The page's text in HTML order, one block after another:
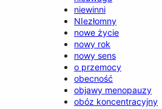
niewinni
NIezłomny
nowe życie
nowy rok
nowy sens
o przemocy
obecność
objawy menopauzy
obóz koncentracyjny